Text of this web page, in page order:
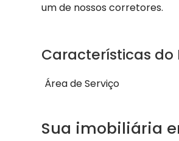
um de nossos corretores.
Características do
Área de Serviço
Sua imobiliária